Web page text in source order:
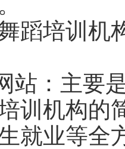
蹈培训机
站：主要
训机构的
就业等全